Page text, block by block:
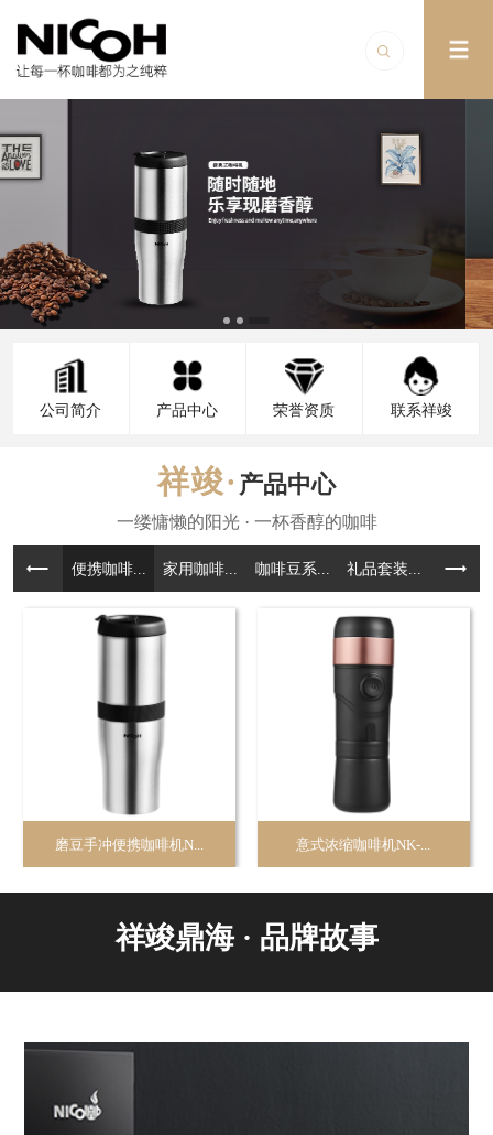
公司简介 产品中心 荣誉资质 联系祥竣
产品中心
便携咖啡... 家用咖啡... 咖啡豆系... 礼品套装... 咖啡周
磨豆手冲便携咖啡机N... 意式浓缩咖啡机NK-...
祥竣鼎海 · 品牌故事